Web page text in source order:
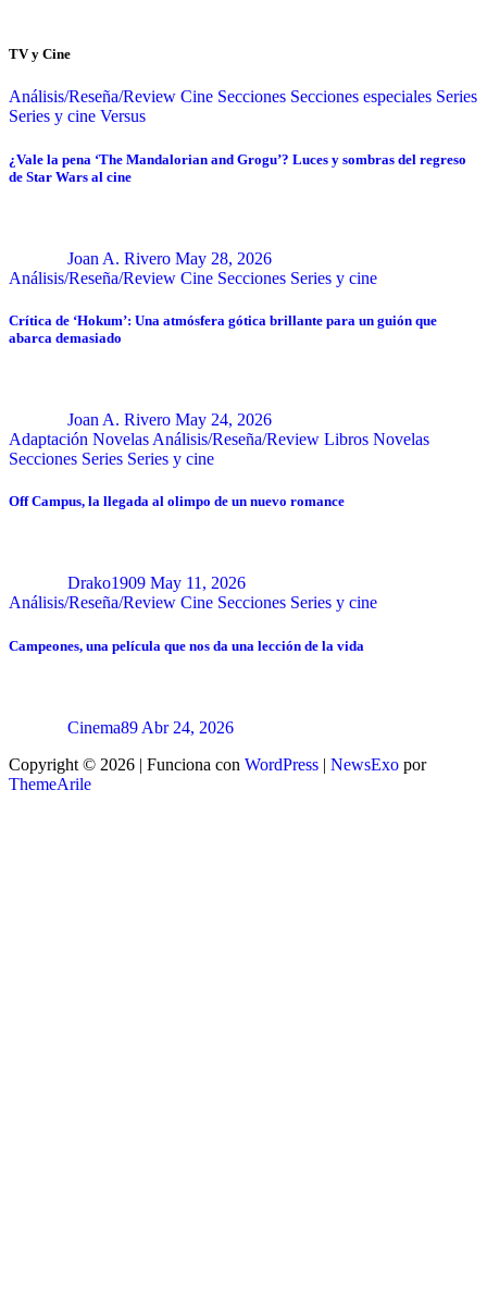
TV y Cine
Análisis/Reseña/Review Cine Secciones Secciones especiales Series
Series y cine Versus
¿Vale la pena ‘The Mandalorian and Grogu’? Luces y sombras del regreso
de Star Wars al cine
Joan A. Rivero May 28, 2026
Análisis/Reseña/Review Cine Secciones Series y cine
Crítica de ‘Hokum’: Una atmósfera gótica brillante para un guión que
abarca demasiado
Joan A. Rivero May 24, 2026
Adaptación Novelas Análisis/Reseña/Review Libros Novelas
Secciones Series Series y cine
Off Campus, la llegada al olimpo de un nuevo romance
Drako1909 May 11, 2026
Análisis/Reseña/Review Cine Secciones Series y cine
Campeones, una película que nos da una lección de la vida
Cinema89 Abr 24, 2026
Copyright © 2026 | Funciona con WordPress | NewsExo por
ThemeArile